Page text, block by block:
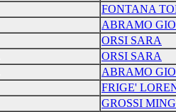
FONTANA
ABRAMO
ORSI SARA
ORSI SARA
ABRAMO
FRIGE'
GROSSI